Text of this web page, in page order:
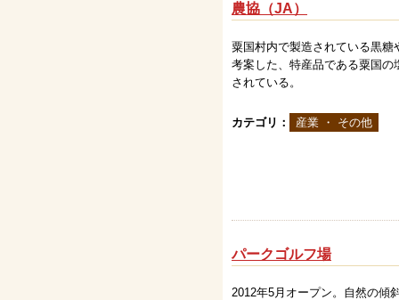
農協（JA）
粟国村内で製造されている黒
考案した、特産品である粟国
されている。
カテゴリ： 産業 ・ その他
パークゴルフ場
2012年5月オープン。自然の傾